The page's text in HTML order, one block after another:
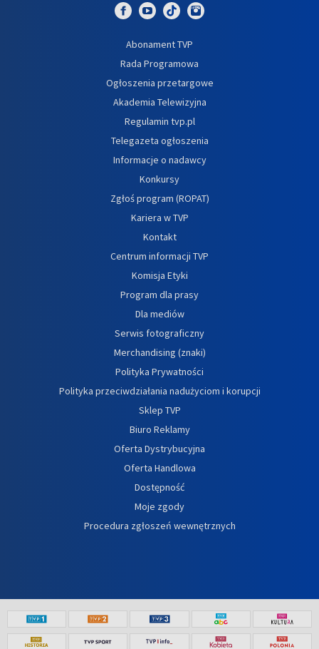
Abonament TVP
Rada Programowa
Ogłoszenia przetargowe
Akademia Telewizyjna
Regulamin tvp.pl
Telegazeta ogłoszenia
Informacje o nadawcy
Konkursy
Zgłoś program (ROPAT)
Kariera w TVP
Kontakt
Centrum informacji TVP
Komisja Etyki
Program dla prasy
Dla mediów
Serwis fotograficzny
Merchandising (znaki)
Polityka Prywatności
Polityka przeciwdziałania nadużyciom i korupcji
Sklep TVP
Biuro Reklamy
Oferta Dystrybucyjna
Oferta Handlowa
Dostępność
Moje zgody
Procedura zgłoszeń wewnętrznych